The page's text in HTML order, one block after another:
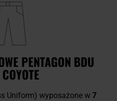
PENTAGON BDU
Uniform) wyposażone w 7